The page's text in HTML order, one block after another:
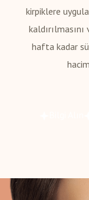
kirpiklere
hafta kadar